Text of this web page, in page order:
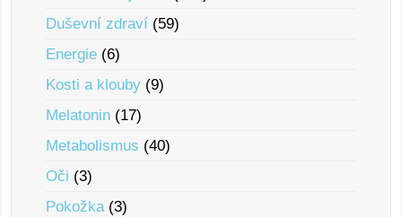
Duševní zdraví (59)
Energie (6)
Kosti a klouby (9)
Melatonin (17)
Metabolismus (40)
Oči (3)
Pokožka(3)